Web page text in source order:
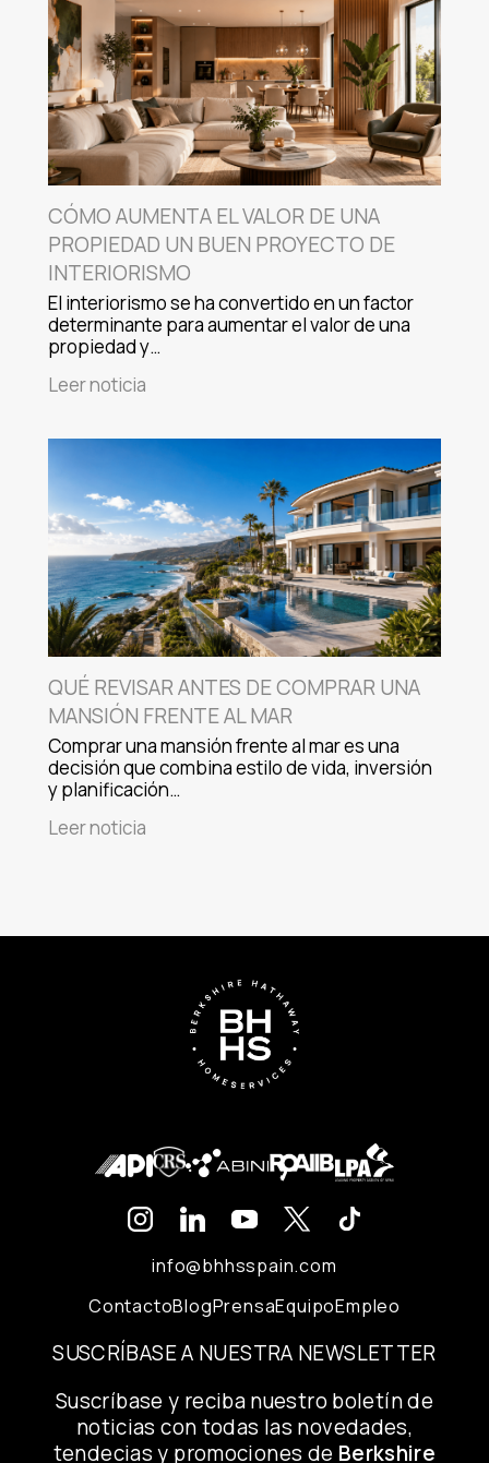
CÓMO AUMENTA EL VALOR DE UNA
PROPIEDAD UN BUEN PROYECTO DE
INTERIORISMO
El interiorismo se ha convertido en un factor
determinante para aumentar el valor de una
propiedad y…
Leer noticia
QUÉ REVISAR ANTES DE COMPRAR UNA
MANSIÓN FRENTE AL MAR
Comprar una mansión frente al mar es una
decisión que combina estilo de vida, inversión
y planificación…
Leer noticia
info@bhhsspain.com
ContactoBlogPrensaEquipoEmpleo
SUSCRÍBASE A NUESTRA NEWSLETTER
Suscríbase y reciba nuestro boletín de
noticias con todas las novedades,
tendecias y promociones de Berkshire